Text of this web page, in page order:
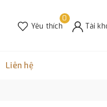
0
Yêu thích Tài
Liên hệ